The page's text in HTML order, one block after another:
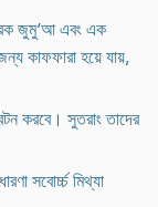
জুমু‘আ এবং এক
কাফফারা হয়ে যায়,
করবে। সুতরাং তাদের
সবোর্চ্চ মিথ্যা